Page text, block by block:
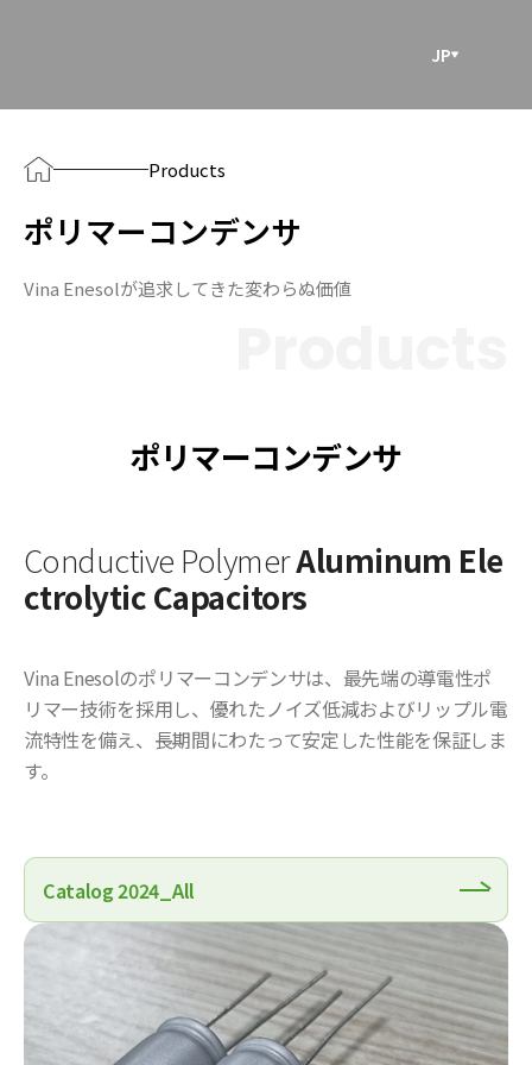
JP
Products
ポリマーコンデンサ
Vina Enesolが追求してきた変わらぬ価値
ポリマーコンデンサ
Conductive PolymerAluminum Ele
ctrolytic Capacitors
Vina Enesolのポリマーコンデンサは、最先端の導電性ポ
リマー技術を採用し、優れたノイズ低減およびリップル電
流特性を備え、長期間にわたって安定した性能を保証しま
す。
Catalog 2024_All